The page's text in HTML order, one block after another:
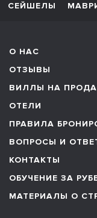
СЕЙШЕЛЫ
О НАС
ОТЗЫВЫ
ВИЛЛЫ НА
ОТЕЛИ
ПРАВИЛА
ВОПРОСЫ И
КОНТАКТЫ
ОБУЧЕНИЕ ЗА
МАТЕРИАЛЫ О